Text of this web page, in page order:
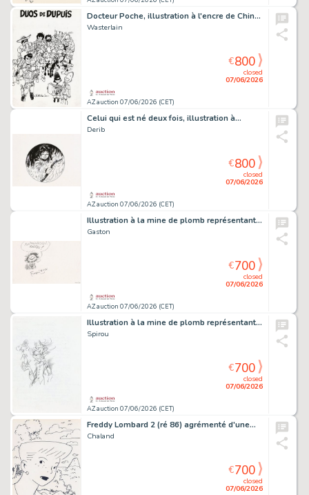
Docteur Poche, illustration à l'encre de Chine,…
Wasterlain
AZ auction 07/06/2026 (CET)
closed
07/06/2026
€800
Celui qui est né deux fois, illustration à…
Derib
AZ auction 07/06/2026 (CET)
closed
07/06/2026
€800
Illustration à la mine de plomb représentant le…
Gaston
AZ auction 07/06/2026 (CET)
closed
07/06/2026
€700
Illustration à la mine de plomb représentant le…
Spirou
AZ auction 07/06/2026 (CET)
closed
07/06/2026
€700
Freddy Lombard 2 (ré 86) agrémenté d'une…
Chaland
closed
07/06/2026
€700